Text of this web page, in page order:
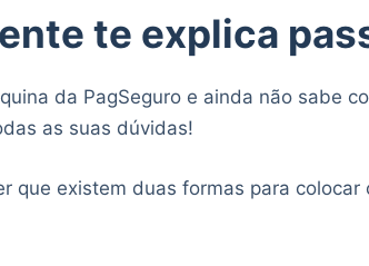
te explica
da PagSeguro e ainda não sabe
as suas dúvidas!
que existem duas formas para colocar